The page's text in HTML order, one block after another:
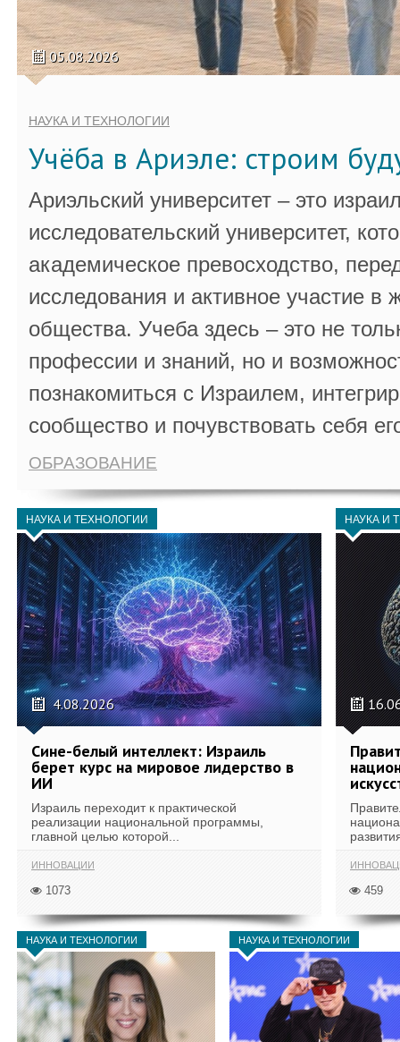
05.08.2026
НАУКА И ТЕХНОЛОГИИ
Учёба в Ариэле: строим
Ариэльский университет – это
исследовательский университет,
академическое превосходство,
исследования и активное участие в
общества. Учеба здесь – это не
профессии и знаний, но и
познакомиться с Израилем,
сообщество и почувствовать себя
ОБРАЗОВАНИЕ
НАУКА И ТЕХНОЛОГИИ
4.08.2026
Сине-белый интеллект: Израиль
берет курс на мировое лидерство в
ИИ
Израиль переходит к практической
реализации национальной программы,
главной целью которой...
ИННОВАЦИИ
1073
НАУКА И
459
НАУКА И ТЕХНОЛОГИИ НАУКА И ТЕХНОЛОГИИ